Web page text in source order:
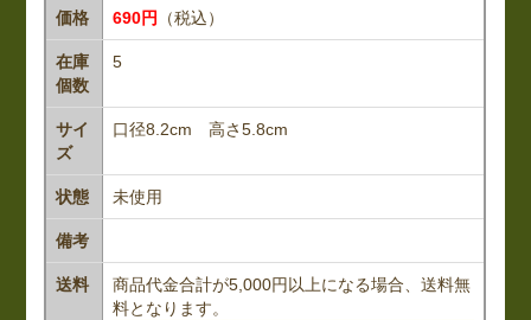
価格 690円 （税込）
在庫
個数
5
サイ
ズ
口径8.2cm 高さ5.8cm
状態 未使用
備考
送料
商品代金合計が5,000円以上になる場合、送料無
料となります。